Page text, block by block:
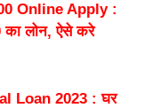
Online Apply :
का लोन, ऐसे करे
Loan 2023 : घर